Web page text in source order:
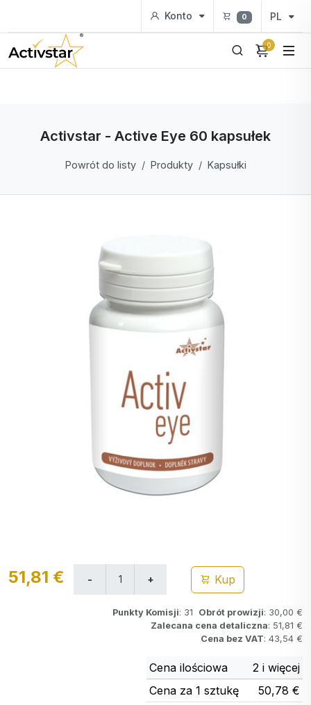
Konto 0 PL
0
Activstar - Active Eye 60 kapsułek
Powrót do listy Produkty Kapsułki
51,81 € Kup
Punkty Komisji: 31 Obrót prowizji: 30,00 €
Zalecana cena detaliczna: 51,81 €
Cena bez VAT: 43,54 €
Cena ilościowa
2 i więcej
Cena za 1 sztukę
50,78 €